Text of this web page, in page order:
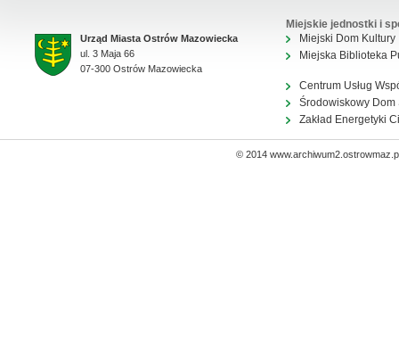
Urząd Miasta Ostrów Mazowiecka
ul. 3 Maja 66
07-300 Ostrów Mazowiecka
Miejskie jednostki i
Miejski Dom Kultury
Miejska Biblioteka
Centrum Usług
Środowiskowy Dom
Zakład Energetyki
© 2014